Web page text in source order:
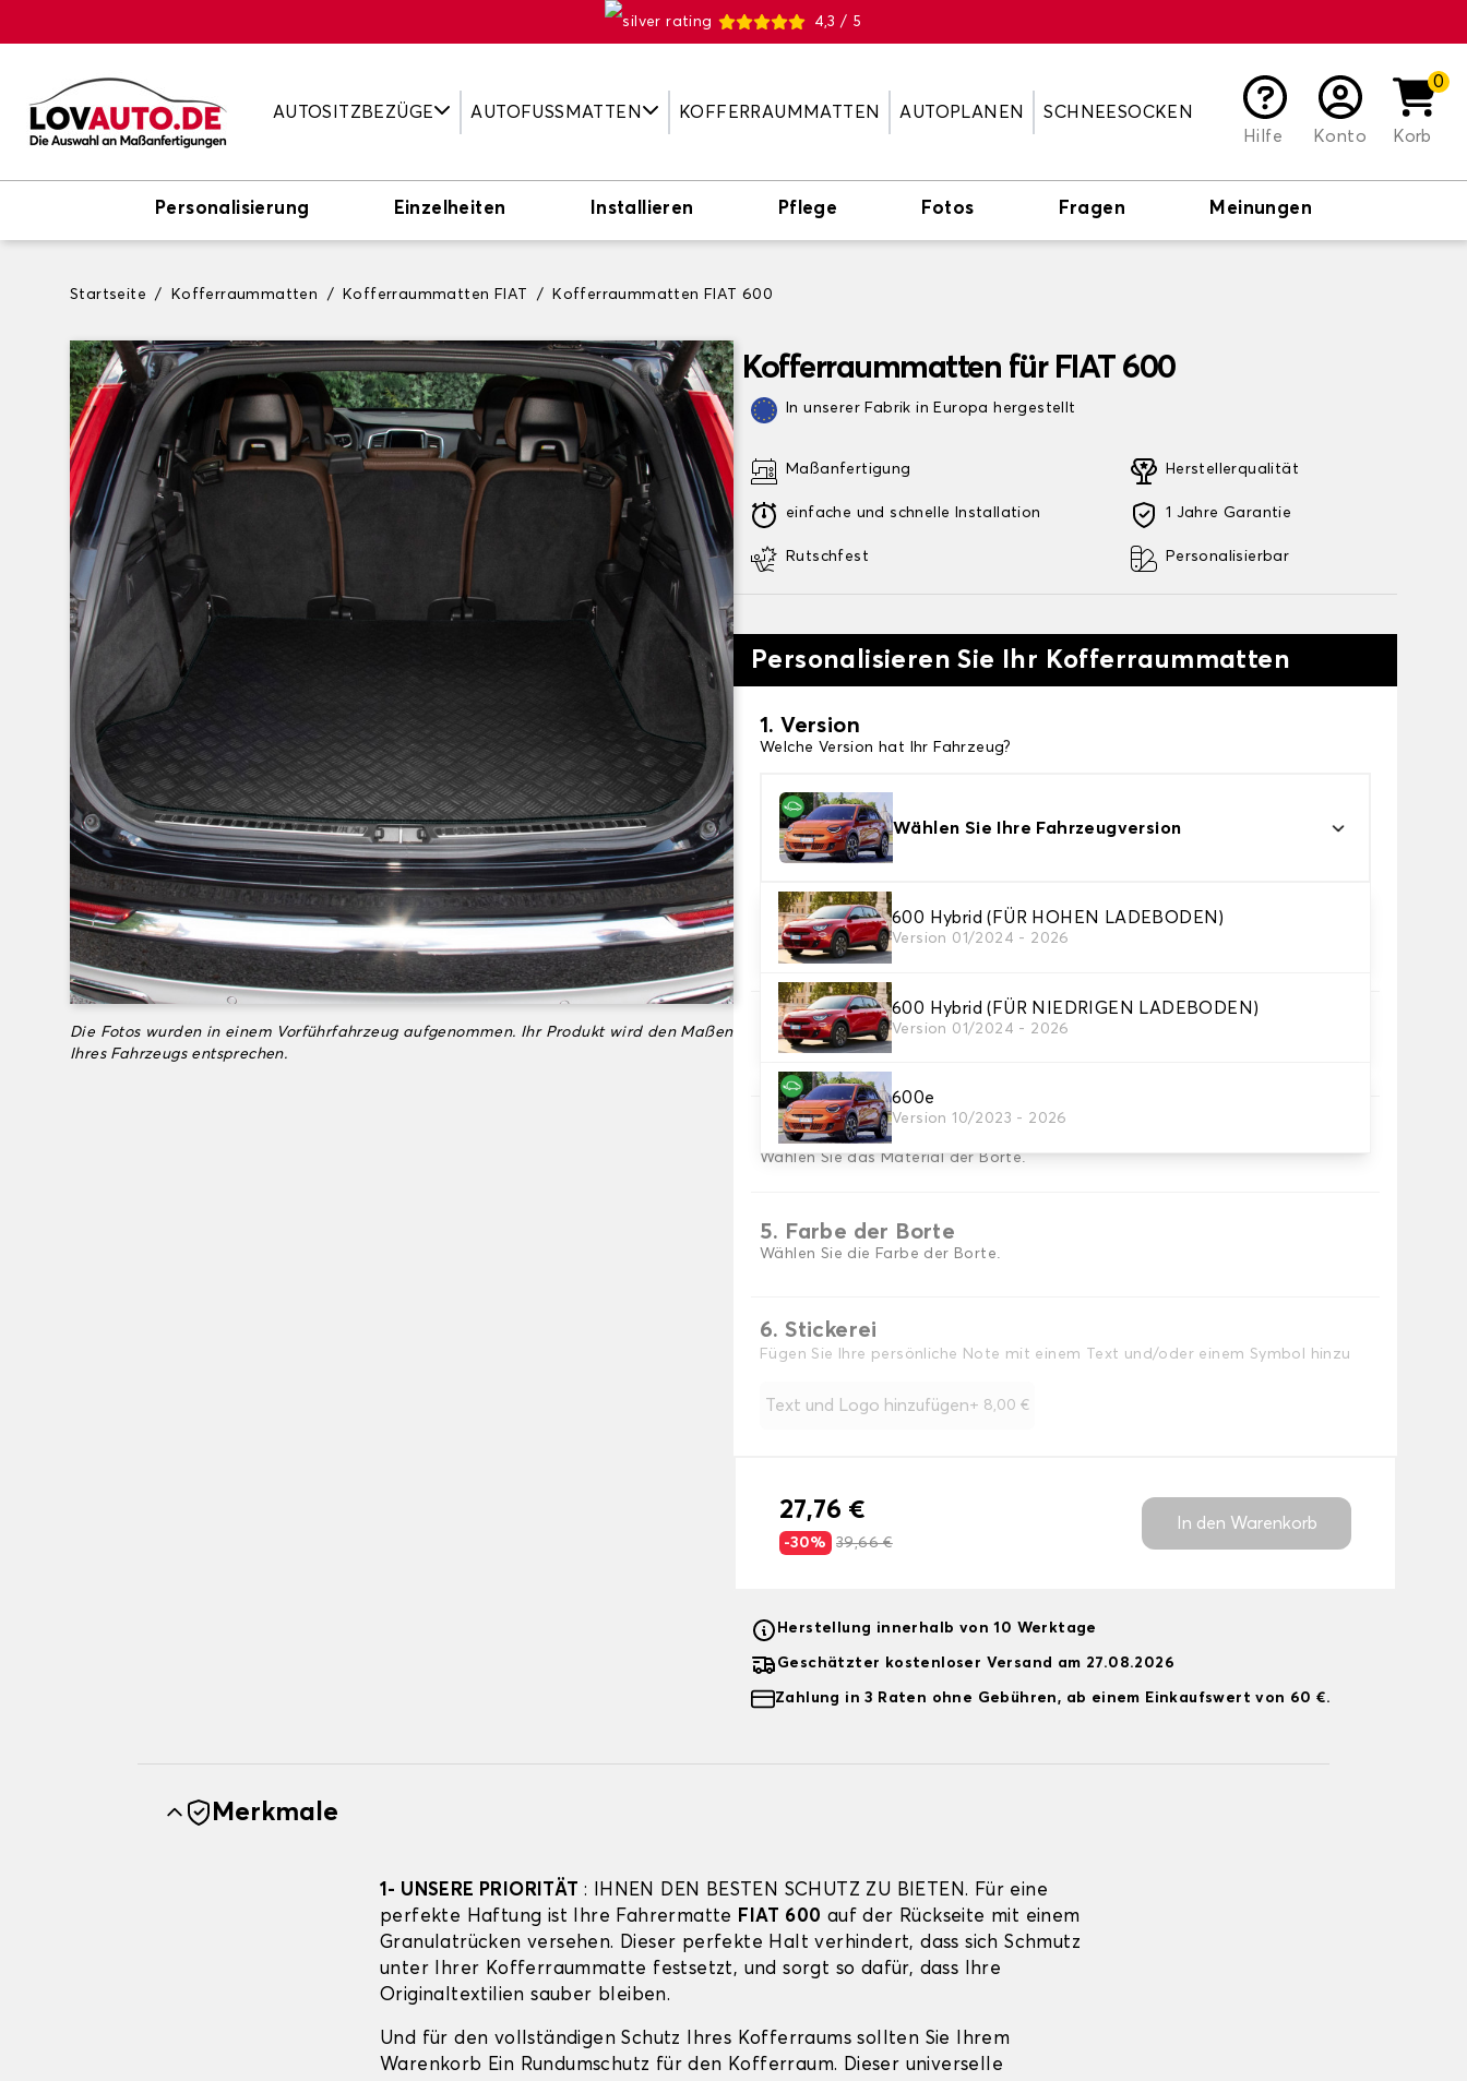
4,3 / 5
AUTOSITZBEZÜGE AUTOFUSSMATTEN KOFFERRAUMMATTEN AUTOPLANEN
SCHNEESOCKEN
Hilfe
Konto
0
Korb
Personalisierung Einzelheiten Installieren Pflege Fotos Fragen Meinungen
Startseite Kofferraummatten Kofferraummatten FIAT Kofferraummatten FIAT 600
Die Fotos wurden in einem Vorführfahrzeug aufgenommen. Ihr Produkt wird den Maßen
Ihres Fahrzeugs entsprechen.
Kofferraummatten für FIAT 600
In unserer Fabrik in Europa hergestellt
Maßanfertigung
einfache und schnelle Installation
Rutschfest
Herstellerqualität
1 Jahre Garantie
Personalisierbar
Personalisieren Sie Ihr Kofferraummatten
1. Version
Welche Version hat Ihr Fahrzeug?
Wählen Sie Ihre Fahrzeugversion
600 Hybrid (FÜR HOHEN LADEBODEN)
Version 01/2024 - 2026
600 Hybrid (FÜR NIEDRIGEN LADEBODEN)
Version 01/2024 - 2026
600e
Version 10/2023 - 2026
2. Material
Wählen Sie das Material Ihrer Kofferraummatte
3. Teppichfarbe
Wählen Sie die Farbe Ihres Teppichs des Kofferraums.
4. Material der Borte.
Wählen Sie das Material der Borte.
5. Farbe der Borte
Wählen Sie die Farbe der Borte.
6. Stickerei
Fügen Sie Ihre persönliche Note mit einem Text und/oder einem Symbol hinzu
Text und Logo hinzufügen+ 8,00 €
27,76 €
-30% 39,66 €
In den Warenkorb
Herstellung innerhalb von 10 Werktage
Geschätzter kostenloser Versand am 27.08.2026
Zahlung in 3 Raten ohne Gebühren, ab einem Einkaufswert von 60 €.
Merkmale
1- UNSERE PRIORITÄT : IHNEN DEN BESTEN SCHUTZ ZU BIETEN. Für eine
perfekte Haftung ist Ihre Fahrermatte FIAT 600 auf der Rückseite mit einem
Granulatrücken versehen. Dieser perfekte Halt verhindert, dass sich Schmutz
unter Ihrer Kofferraummatte festsetzt, und sorgt so dafür, dass Ihre
Originaltextilien sauber bleiben.
Und für den vollständigen Schutz Ihres Kofferraums sollten Sie Ihrem
Warenkorb Ein Rundumschutz für den Kofferraum. Dieser universelle